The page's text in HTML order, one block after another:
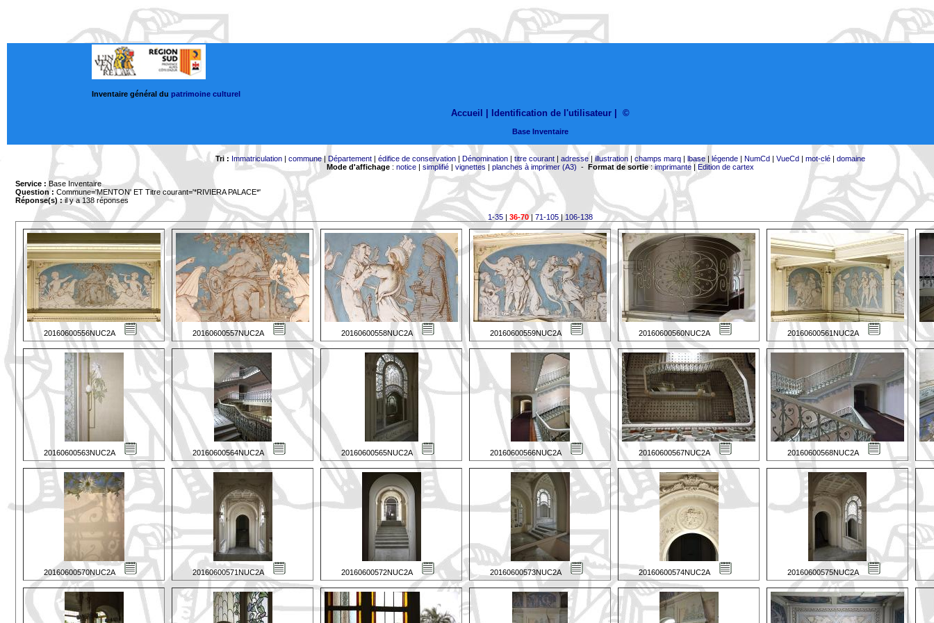
Inventaire général du patrimoine culturel
Accueil | Identification de l'utilisateur ©
Base Inventaire
Tri : Immatriculation| commune| Département| édifice de conservation| Dénomination| titre courant| adresse|illustration| champs marq| lbase| légende| NumCd| VueCd| mot-clé| domaine
Mode d'affichage: notice| simplifié| vignettes | planches à imprimer (A3) - Format de sortie:imprimante| Edition de cartex
Service : Base Inventaire
Question : Commune='MENTON' ET Titre courant='*RIVIERA PALACE*'
Réponse(s) :il y a 138 réponses
1-35| 36-70| 71-105|106-138
20160600556NUC2A 20160600557NUC2A 20160600558NUC2A 20160600559NUC2A 20160600560NUC2A 20160600561NUC2A
20160600563NUC2A 20160600564NUC2A 20160600565NUC2A 20160600566NUC2A 20160600567NUC2A 20160600568NUC2A
20160600570NUC2A 20160600571NUC2A 20160600572NUC2A 20160600573NUC2A 20160600574NUC2A 20160600575NUC2A